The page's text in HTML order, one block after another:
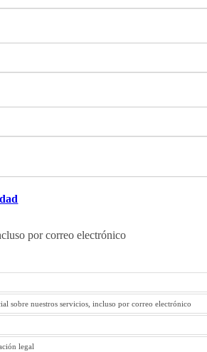
por correo electrónico
sobre nuestros servicios, incluso por correo electrónico
legal